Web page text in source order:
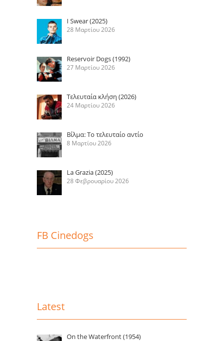
I Swear (2025)
28 Μαρτίου 2026
Reservoir Dogs (1992)
27 Μαρτίου 2026
Τελευταία κλήση (2026)
24 Μαρτίου 2026
Βίλμα: Το τελευταίο αντίο
8 Μαρτίου 2026
La Grazia (2025)
28 Φεβρουαρίου 2026
FB Cinedogs
Latest
On the Waterfront (1954)